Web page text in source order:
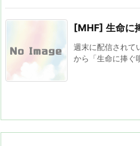
[MHF] 生命に
週末に配信されて
から「生命に捧ぐ